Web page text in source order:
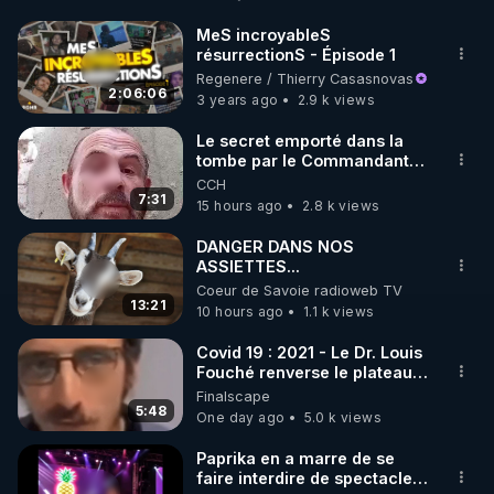
🌱 INSTAGRAM
https://www.instagram.com/rdlr_thierrycasasnovas/
http://rgnr.li/instagram
🌱 LA NEWSLETTER
Pour ne pas rater l’actualité RGNR (stages,
http://rgnr.li/news
🌱 VIDÉOS NON CENSURÉES SUR ODYSEE
Toutes les vidéos Youtube sont aussi sur la
http://rgnr.li/odysee
🌱 LES STAGES EN PRÉSENTIEL
2:06:06
MeS incroyableS
résurrectionS - Épisode 1
Regenere / Thierry Casasnovas
3 years ago
2.9 k views
7:31
Le secret emporté dans la
tombe par le Commandant
Cousteau le 25 juin 1997
CCH
15 hours ago
2.8 k views
13:21
DANGER DANS NOS
ASSIETTES...
Coeur de Savoie radioweb TV
10 hours ago
1.1 k views
5:48
Covid 19 : 2021 - Le Dr. Louis
Fouché renverse le plateau
de CNews !
Finalscape
One day ago
5.0 k views
Paprika en a marre de se
faire interdire de spectacle.